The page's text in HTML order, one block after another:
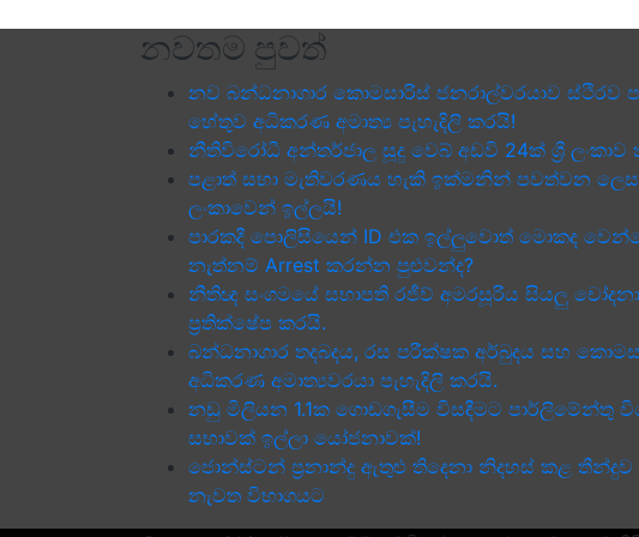
නවතම පුවත්
නව බන්ධනාගාර කොමසාරිස් ජනරාල්වරයාව
හේතුව අධිකරණ අමාත්‍ය පැහැදිලි කරයි!
නීතිවිරෝධී අන්තර්ජාල සූදු වෙබ් අඩවි 24ක් ශ්‍රී
පළාත් සභා මැතිවරණය හැකි ඉක්මනින් පවත්වන ලෙස
ලංකාවෙන් ඉල්ලයි!
පාරකදී පොලිසියෙන් ID එක ඉල්ලුවොත් මොකද
නැත්නම් Arrest කරන්න පුළුවන්ද?
නීතිඥ සංගමයේ සභාපති රජීව් අමරසූරිය සියලු
ප්‍රතික්ෂේප කරයි.
බන්ධනාගාර තදබදය, රස පරීක්ෂක අර්බුදය සහ
අධිකරණ අමාත්‍යවරයා පැහැදිලි කරයි.
නඩු මිලියන 1.1ක ගොඩගැසීම විසඳීමට පාර්ලිමේන්තු
සභාවක් ඉල්ලා යෝජනාවක්!
ජොන්ස්ටන් ප්‍රනාන්දු ඇතුළු තිදෙනා නිදහස් කළ
නැවත විභාගයට